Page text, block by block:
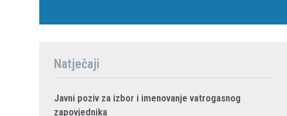
Natječaji
Javni poziv za izbor i imenovanje vatrogasnog
zapovjednika